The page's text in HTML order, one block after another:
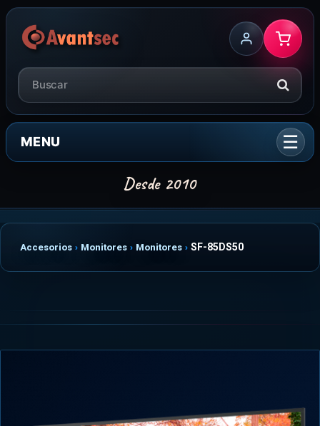
MENU
Accesorios Monitores Monitores SF-85DS50